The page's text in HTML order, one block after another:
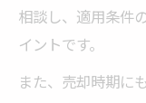
相談し、適用条件
イントです。
また、売却時期に